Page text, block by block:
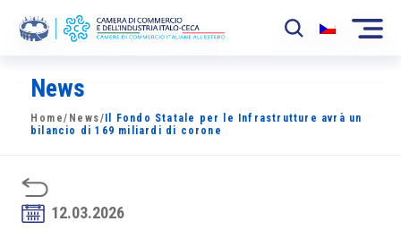
La Camera
News
Sviluppo Mercato
News
Home/ News/ Il Fondo Statale per le Infrastrutture avrà un
bilancio di 169 miliardi di corone
12.03.2026